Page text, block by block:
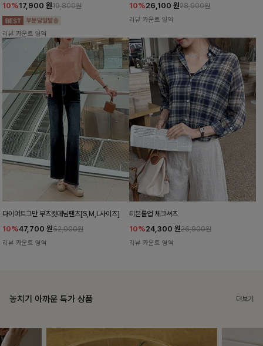
10%17,900 원19,800원
리뷰 카운트 영역
10%26,100 원28,900원
리뷰 카운트 영역
다이어트그만 부츠컷데님팬츠[S,M,L사이즈]
10%47,700 원52,900원
리뷰 카운트 영역
티븐롤업 체크셔츠
10%24,300 원26,900원
리뷰 카운트 영역
놓치기 아까운 특가 상품 더보기